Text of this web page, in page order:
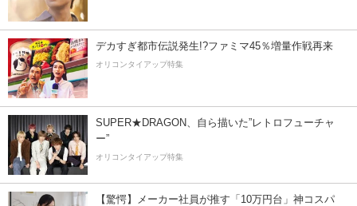
デカすぎ都市伝説発生!?ファミマ45％増量作戦再来
オリコンタイアップ特集
SUPER★DRAGON、自ら描いた”レトロフューチャ
ー”
オリコンタイアップ特集
【驚愕】メーカー社員が推す「10万円台」神コスパ